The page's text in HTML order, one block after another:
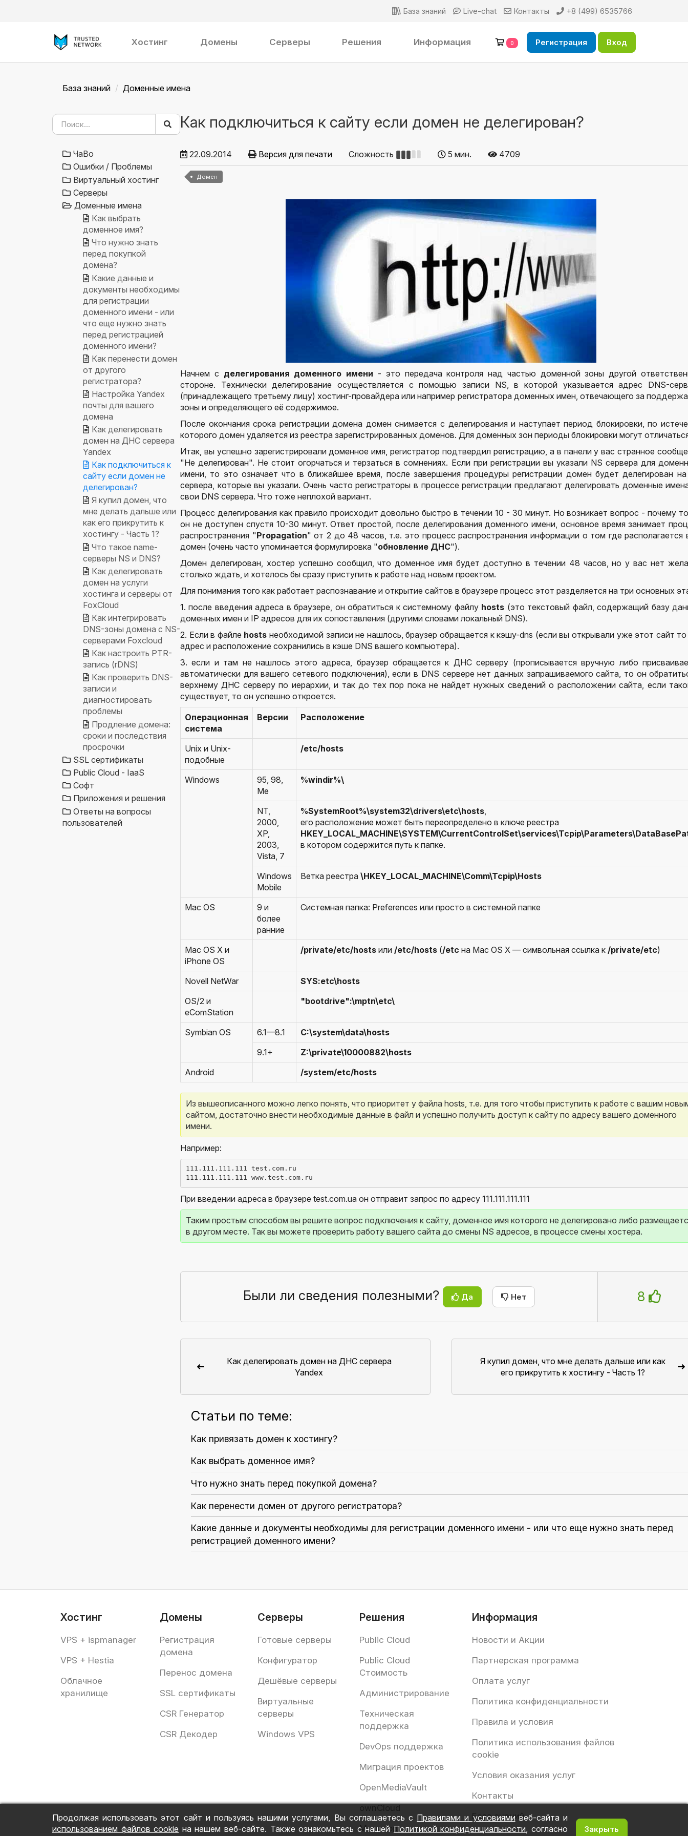
База знаний Live-chat Контакты +8 (499) 6535766
Хостинг Домены Серверы Решения Информация 0 Регистрация Вход
База знаний Доменные имена
ЧаВо
Ошибки / Проблемы
Виртуальный хостинг
Серверы
Доменные имена
Как выбрать
доменное имя?
Что нужно знать
перед покупкой
домена?
Какие данные и
документы необходимы
для регистрации
доменного имени - или
что еще нужно знать
перед регистрацией
доменного имени?
Как перенести домен
от другого
регистратора?
Настройка Yandex
почты для вашего
домена
Как делегировать
домен на ДНС сервера
Yandex
Как подключиться к
сайту если домен не
делегирован?
Я купил домен, что
мне делать дальше или
как его прикрутить к
хостингу - Часть 1?
Что такое name-
серверы NS и DNS?
Как делегировать
домен на услуги
хостинга и серверы от
FoxCloud
Как интегрировать
DNS-зоны домена с NS-
серверами Foxcloud
Как настроить PTR-
запись (rDNS)
Как проверить DNS-
записи и
диагностировать
проблемы
Продление домена:
сроки и последствия
просрочки
SSL сертификаты
Public Cloud - IaaS
Софт
Приложения и решения
Ответы на вопросы
пользователей
Как подключиться к сайту если домен не делегирован?
22.09.2014 Версия для печати Сложность 5 мин. 4709
Домен
Начнем с делегирования доменного имени - это передача контроля над частью доменной зоны другой
стороне. Технически делегирование осуществляется с помощью записи NS, в которой указывается адрес DNS-
(принадлежащего третьему лицу) хостинг-провайдера или например регистратора доменных имен, отвечающего за
зоны и определяющего её содержимое.
После окончания срока регистрации домена домен снимается с делегирования и наступает период блокировки, по
которого домен удаляется из реестра зарегистрированных доменов. Для доменных зон периоды блокировки могут
Итак, вы успешно зарегистрировали доменное имя, регистратор подтвердил регистрацию, а в панели у вас странное
"Не делегирован". Не стоит огорчаться и терзаться в сомнениях. Если при регистрации вы указали NS сервера для
имени, то это означает что в ближайшее время, после завершения процедуры регистрации домен будет делегирован
сервера, которые вы указали. Очень часто регистраторы в процессе регистрации предлагают делегировать доменные
свои DNS сервера. Что тоже неплохой вариант.
Процесс делегирования как правило происходит довольно быстро в течении 10 - 30 минут. Но возникает вопрос - почему
он не доступен спустя 10-30 минут. Ответ простой, после делегирования доменного имени, основное время занимает
распространения "Propagation"от 2 до 48 часов, т.е. это процесс распространения информации о том где располагается
домен (очень часто упоминается формулировка "обновление ДНС").
Домен делегирован, хостер успешно сообщил, что доменное имя будет доступно в течении 48 часов, но у вас нет
столько ждать, и хотелось бы сразу приступить к работе над новым проектом.
Для понимания того как работает распознавание и открытие сайтов в браузере процесс этот разделяется на три основных
1. после введения адреса в браузере, он обратиться к системному файлу hosts (это текстовый файл, содержащий базу
доменных имен и IP адресов для их сопоставления (другими словами локальный DNS).
2. Если в файле hosts необходимой записи не нашлось, браузер обращается к кэшу-dns (если вы открывали уже этот сайт то
адрес и расположение сохранились в кэше DNS вашего компьютера).
3. если и там не нашлось этого адреса, браузер обращается к ДНС серверу (прописывается вручную либо
автоматически для вашего сетевого подключения), если в DNS сервере нет данных запрашиваемого сайта, то он
верхнему ДНС серверу по иерархии, и так до тех пор пока не найдет нужных сведений о расположении сайта, если
существует, то он успешно откроется.
Операционная
система
Версии Расположение
Unix и Unix-
подобные
/etc/hosts
Windows
95, 98,
Me
%windir%\
NT,
2000,
XP,
2003,
Vista, 7
%SystemRoot%\system32\drivers\etc\hosts
его расположение может быть переопределено в ключе реестра
в котором содержится путь к папке.
Windows
Mobile
Ветка реестра \HKEY_LOCAL_MACHINE\Comm\Tcpip\Hosts
Mac OS
9 и
более
ранние
Системная папка: Preferences или просто в системной папке
Mac OS X и
iPhone OS
/private/etc/hosts или /etc/hosts (/etc на Mac OS X — символьная ссылка к /private/etc)
Novell NetWar
SYS:etc\hosts
OS/2 и
eComStation
"bootdrive":\mptn\etc\
Symbian OS 6.1—8.1
C:\system\data\hosts
9.1+
Z:\private\10000882\hosts
Android
/system/etc/hosts
Из вышеописанного можно легко понять, что приоритет у файла hosts, т.е. для того чтобы приступить к работе с вашим
сайтом, достаточно внести необходимые данные в файл и успешно получить доступ к сайту по адресу вашего доменного
имени.
Например:
111.111.111.111 test.com.ru
111.111.111.111 www.test.com.ru
При введении адреса в браузере test.com.ua он отправит запрос по адресу 111.111.111.111
Таким простым способом вы решите вопрос подключения к сайту, доменное имя которого не делегировано либо
в другом месте. Так вы можете проверить работу вашего сайта до смены NS адресов, в процессе смены хостера.
Были ли сведения полезными? Да Нет 8
Как делегировать домен на ДНС сервера
Yandex
Я купил домен, что мне делать дальше или как
его прикрутить к хостингу - Часть 1?
Статьи по теме:
Как привязать домен к хостингу?
Как выбрать доменное имя?
Что нужно знать перед покупкой домена?
Как перенести домен от другого регистратора?
Какие данные и документы необходимы для регистрации доменного имени - или что еще нужно знать перед
регистрацией доменного имени?
Хостинг
VPS + ispmanager
VPS + Hestia
Облачное
хранилище
Домены
Регистрация
домена
Перенос домена
SSL сертификаты
CSR Генератор
CSR Декодер
Серверы
Готовые серверы
Конфигуратор
Дешёвые серверы
Виртуальные
серверы
Windows VPS
Решения
Public Cloud
Public Cloud
Стоимость
Администрирование
Техническая
поддержка
DevOps поддержка
Миграция проектов
OpenMediaVault
ownCloud
Мониторинг
Информация
Новости и Акции
Партнерская программа
Оплата услуг
Политика конфиденциальности
Правила и условия
Политика использования файлов
cookie
Условия оказания услуг
Контакты
База знаний
Продолжая использовать этот сайт и пользуясь нашими услугами, Вы соглашаетесь с Правилами и условиямивеб-сайта и
использованием файлов cookie на нашем веб-сайте. Также ознакомьтесь с нашейПолитикой конфиденциальности, согласно
Закрыть